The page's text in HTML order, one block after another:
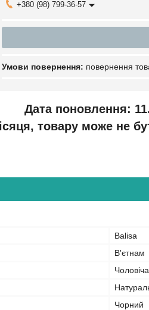
+380 (98) 799-36-57
повернення
Дата поновлення:
товару може не
Balisa
В'єтнам
Чоловіча
Чорний